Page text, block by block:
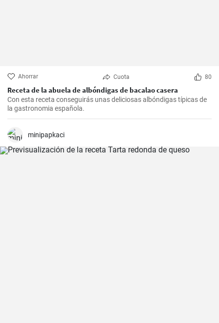
Ahorrar Cuota 80
Receta de la abuela de albóndigas de bacalao casera
Con esta receta conseguirás unas deliciosas albóndigas típicas de
la gastronomia española.
minipapkaci